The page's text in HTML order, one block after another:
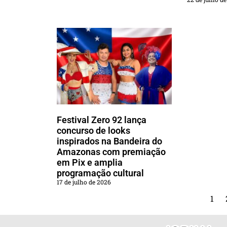
Festival Zero 92 lança
concurso de looks
inspirados na Bandeira do
Amazonas com premiação
em Pix e amplia
programação cultural
17 de julho de 2026
1